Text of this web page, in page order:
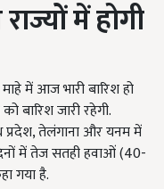
में होगी
में आज भारी बारिश हो
बारिश जारी रहेगी.
प्रदेश, तेलंगाना और यनम में
में तेज सतही हवाओं (40-
गया है.